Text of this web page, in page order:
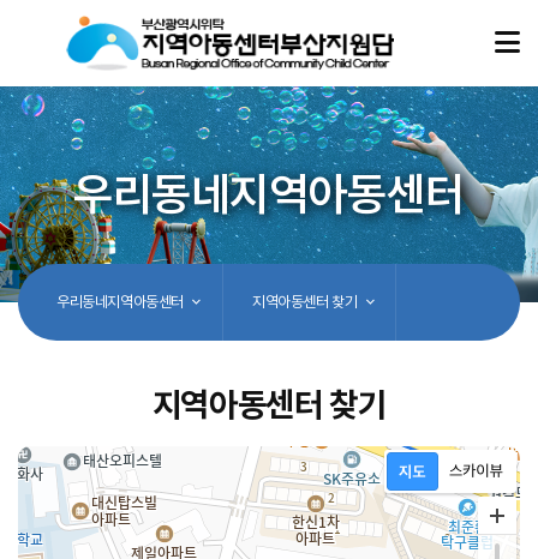
우리동네지역아동센터
우리동네지역아동센터 지역아동센터 찾기
지역아동센터 찾기